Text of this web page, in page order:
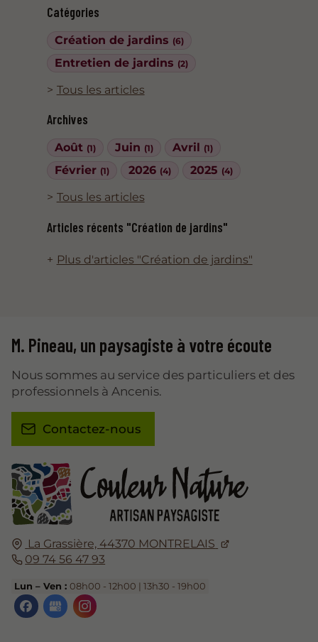
Catégories
Création de jardins (6)
Entretien de jardins (2)
Tous les articles
Archives
Août (1) Juin (1) Avril (1)
Février (1) 2026 (4) 2025 (4)
Tous les articles
Articles récents "Création de jardins"
Plus d'articles "Création de jardins"
La Grassière,44370 MONTRELAIS
09 74 56 47 93
Lun – Ven : 08h00 - 12h00 | 13h30 - 19h00
M. Pineau, un paysagiste à votre écoute
Nous sommes au service des particuliers et des
professionnels à Ancenis.
Contactez-nous